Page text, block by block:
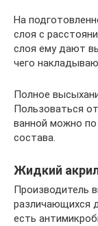
На
слоя с
слоя ему дают
чего
Полное
Пользоваться
ванной можно по
состава.
Жидкий
Производитель
различающихся
есть